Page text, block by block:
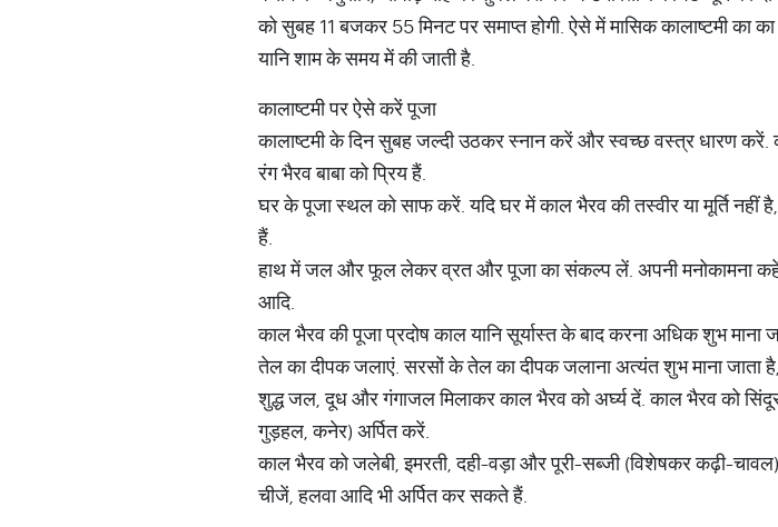
को सुबह 11 बजकर 55 मिनट पर समाप्त होगी. ऐसे में मासिक कालाष्टमी का
यानि शाम के समय में की जाती है.
कालाष्टमी पर ऐसे करें पूजा
कालाष्टमी के दिन सुबह जल्दी उठकर स्नान करें और स्वच्छ वस्त्र धारण करें.
रंग भैरव बाबा को प्रिय हैं.
घर के पूजा स्थल को साफ करें. यदि घर में काल भैरव की तस्वीर या मूर्ति
हैं.
हाथ में जल और फूल लेकर व्रत और पूजा का संकल्प लें. अपनी मनोकामना
आदि.
काल भैरव की पूजा प्रदोष काल यानि सूर्यास्त के बाद करना अधिक शुभ
तेल का दीपक जलाएं. सरसों के तेल का दीपक जलाना अत्यंत शुभ माना जाता
शुद्ध जल, दूध और गंगाजल मिलाकर काल भैरव को अर्घ्य दें. काल भैरव को
गुड़हल, कनेर) अर्पित करें.
काल भैरव को जलेबी, इमरती, दही-वड़ा और पूरी-सब्जी (विशेषकर कढ़ी-
चीजें, हलवा आदि भी अर्पित कर सकते हैं.